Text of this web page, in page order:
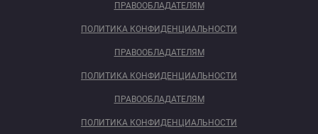
ПРАВООБЛАДАТЕЛЯМ
ПОЛИТИКА КОНФИДЕНЦИАЛЬНОСТИ
ПРАВООБЛАДАТЕЛЯМ
ПОЛИТИКА КОНФИДЕНЦИАЛЬНОСТИ
ПРАВООБЛАДАТЕЛЯМ
ПОЛИТИКА КОНФИДЕНЦИАЛЬНОСТИ